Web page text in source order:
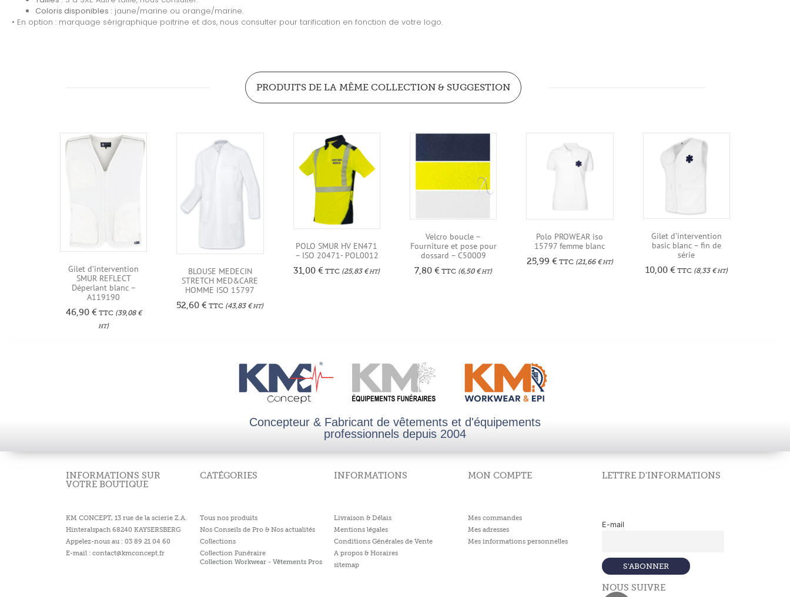
Coloris disponibles : jaune/marine ou orange/marine.
• En option : marquage sérigraphique poitrine et dos, nous consulter pour tarification en fonction de votre logo.
PRODUITS DE LA MÊME COLLECTION & SUGGESTION
Gilet d’intervention
SMUR REFLECT
Déperlant blanc –
A119190
46,90 €TTC(39,08 €
HT)
BLOUSE MEDECIN
STRETCH MED&CARE
HOMME ISO 15797
52,60€ TTC (43,83 €HT)
POLO SMUR HV EN471
– ISO 20471- POL0012
31,00€ TTC (25,83 €HT)
Velcro boucle –
Fourniture et pose pour
dossard – C50009
7,80€ TTC (6,50 €HT)
Polo PROWEAR iso
15797 femme blanc
25,99 €TTC(21,66 €HT)
Gilet d’intervention
basic blanc – fin de
série
10,00 € TTC(8,33 €HT)
Concepteur & Fabricant de vêtements et d'équipements
professionnels depuis 2004
INFORMATIONS SUR
VOTRE BOUTIQUE
CATÉGORIES INFORMATIONS MON COMPTE LETTRE D'INFORMATIONS
KM CONCEPT, 13 rue de la scierie Z.A.
Hinteralspach 68240 KAYSERSBERG
Appelez-nous au : 03 89 21 04 60
E-mail : contact@kmconcept.fr
Tous nos produits
Nos Conseils de Pro & Nos actualités
Collections
Collection Funéraire
Collection Workwear - Vêtements Pros
Livraison & Délais
Mentions légales
Conditions Générales de Vente
A propos & Horaires
sitemap
Mes commandes
Mes adresses
Mes informations personnelles
E-mail
NOUS SUIVRE